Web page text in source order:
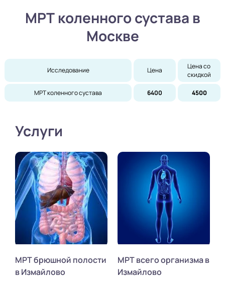
МРТ коленного сустава в
Москве
Исследование Цена
Цена со
скидкой
МРТ коленного сустава 6400 4500
Услуги
МРТ брюшной полости
в Измайлово
МРТ всего организма в
Измайлово